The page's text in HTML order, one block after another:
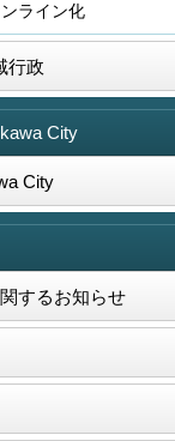
ライン化
行政
City
City
するお知らせ